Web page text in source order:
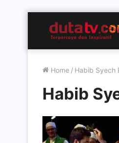
Home / Habib Syech
Habib